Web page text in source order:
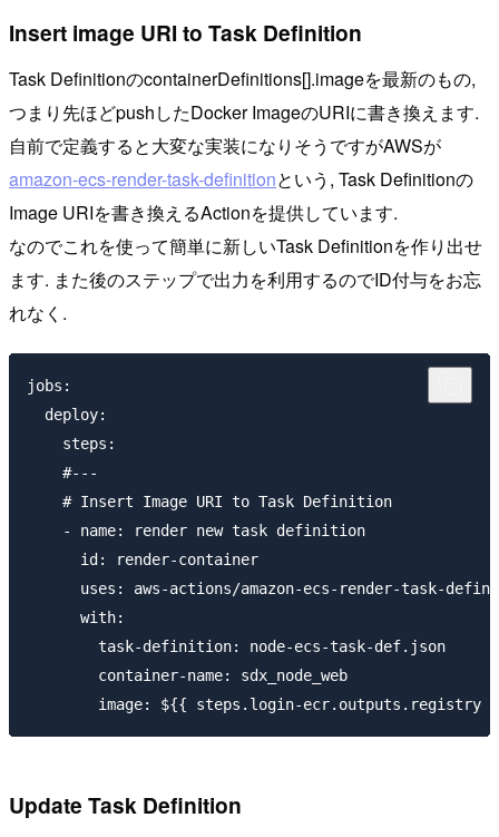
Insert image URI to Task Definition
Task DefinitionのcontainerDefinitions[].imageを最新のもの,
つまり先ほどpushしたDocker ImageのURIに書き換えます.
自前で定義すると大変な実装になりそうですがAWSが
amazon-ecs-render-task-definitionという, Task Definitionの
Image URIを書き換えるActionを提供しています.
なのでこれを使って簡単に新しいTask Definitionを作り出せ
ます. また後のステップで出力を利用するのでID付与をお忘
れなく.
jobs:
  deploy:
    steps:
    #---
    # Insert Image URI to Task Definition
    - name: render new task definition
      id: render-container
uses: aws-actions/amazon-ecs-render-task-
      with:
        task-definition: node-ecs-task-def.json
        container-name: sdx_node_web
Update Task Definition